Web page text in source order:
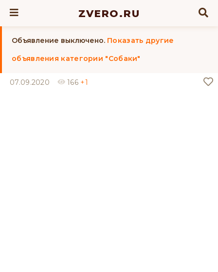
ZVERO.RU
Объявление выключено. Показать другие
объявления категории "Собаки"
07.09.2020 166 +1